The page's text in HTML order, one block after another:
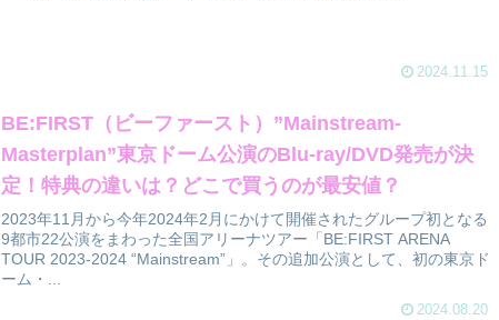
2024.11.15
BE:FIRST（ビーファースト）”Mainstream-
Masterplan”東京ドーム公演のBlu-ray/DVD発売が決
定！特典の違いは？どこで買うのが最安値？
2023年11月から今年2024年2月にかけて開催されたグループ初となる
9都市22公演をまわった全国アリーナツアー「BE:FIRST ARENA
TOUR 2023-2024 “Mainstream”」。その追加公演として、初の東京ド
ーム・...
2024.08.20